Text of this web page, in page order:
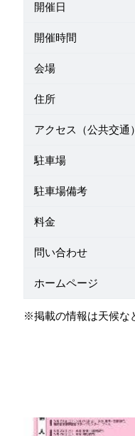
開催日
開催時間
会場
住所
アクセス（公共交通）
駐車場
駐車場備考
料金
問い合わせ
ホームページ
※掲載の情報は天候な